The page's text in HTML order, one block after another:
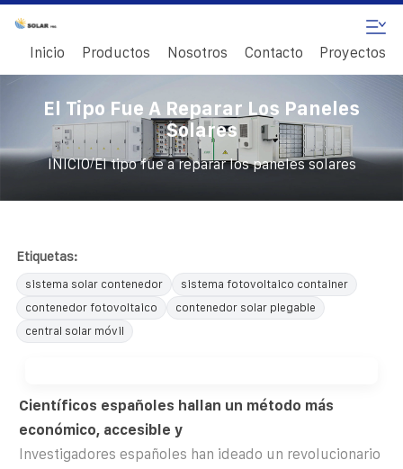
Inicio Productos Nosotros Contacto Proyectos
El Tipo Fue A Reparar Los Paneles
Solares
INICIO/El tipo fue a reparar los paneles solares
Etiquetas:
sistema solar contenedor
sistema fotovoltaico container
contenedor fotovoltaico
contenedor solar plegable
central solar móvil
Científicos españoles hallan un método más
económico, accesible y
Investigadores españoles han ideado un revolucionario